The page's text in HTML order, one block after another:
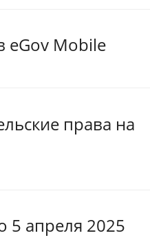
eGov Mobile
права на
5 апреля 2025